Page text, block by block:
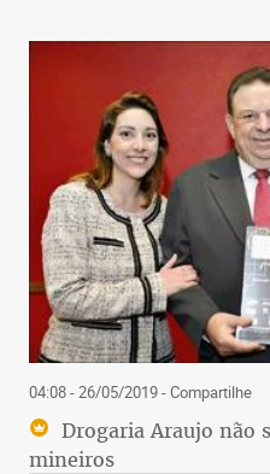
04:08 - 26/05/2019- Compartilhe
Drogaria Araujo não
mineiros